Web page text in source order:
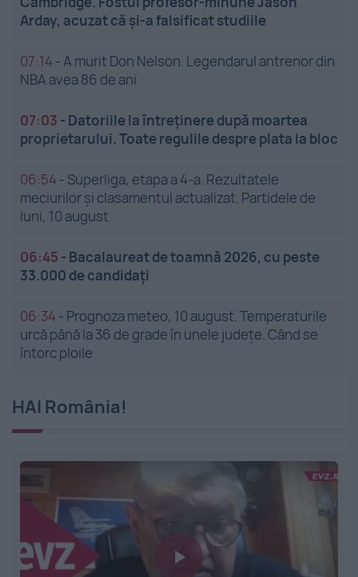
Arday, acuzat că și-a falsificat studiile
07:14 -A murit Don Nelson. Legendarul antrenor din
NBA avea 86 de ani
07:03 - Datoriile la întreținere după moartea
proprietarului. Toate regulile despre plata la bloc
06:54 - Superliga, etapa a 4-a. Rezultatele
meciurilor și clasamentul actualizat. Partidele de
luni, 10 august
06:45 - Bacalaureat de toamnă 2026, cu peste
33.000 de candidați
06:34 - Prognoza meteo, 10 august. Temperaturile
urcă până la 36 de grade în unele județe. Când se
întorc ploile
HAI România!